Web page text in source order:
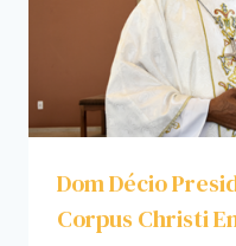
Dom Décio
Corpus Christi